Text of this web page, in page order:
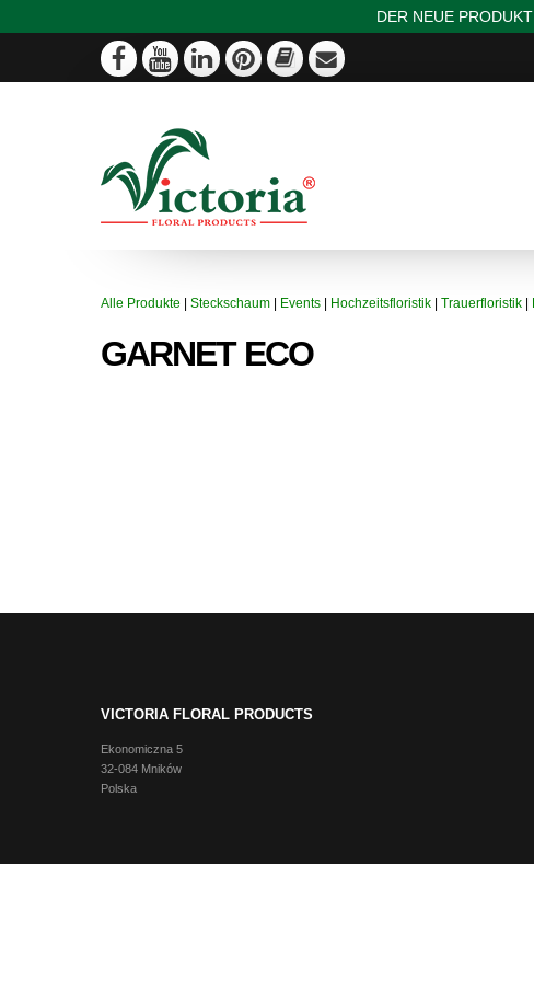
DER NEUE
Alle Produkte Steckschaum Events Hochzeitsfloristik Trauerfloristik
GARNET ECO
VICTORIA FLORAL PRODUCTS
Ekonomiczna 5
32-084 Mników
Polska